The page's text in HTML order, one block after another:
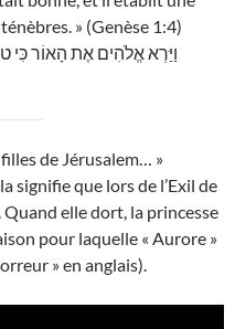
» (Genèse 1:4)
וַיַּרְא אֱלֹהִים אֶת הָאוֹר כִּי
de Jérusalem… »
signifie que lors de l’Exil de
Quand elle dort, la princesse
pour laquelle « Aurore »
» en anglais).